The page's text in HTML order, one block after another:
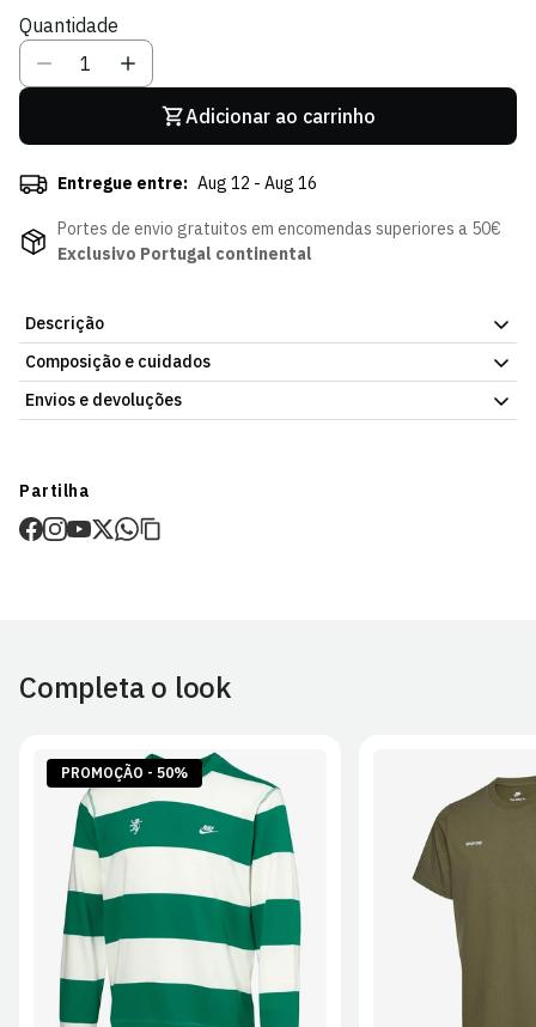
Sócio
Quantidade
Adicionar ao carrinho
Entregue entre: Aug 12 - Aug 16
Portes de envio gratuitos em encomendas superiores a 50€
Exclusivo Portugal continental
Descrição
Bicicleta SCP, da Loja Verde Online. Peça pensada para os mais
novos. Disponível na Loja Verde Online.
Composição e cuidados
Envios e devoluções
Prazo estimado de entrega varia consoante o destino e método
de envio.
Artigos personalizados não podem ser devolvidos.
de EnvioeDevoluções
Partilha
Completa o look
PROMOÇÃO - 50%
S XL 2XL